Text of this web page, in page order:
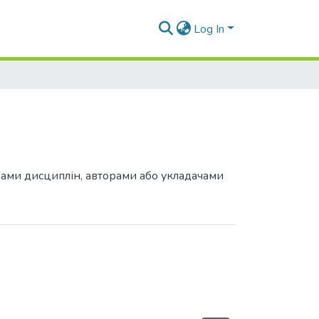
Log In
дисциплін, авторами або укладачами